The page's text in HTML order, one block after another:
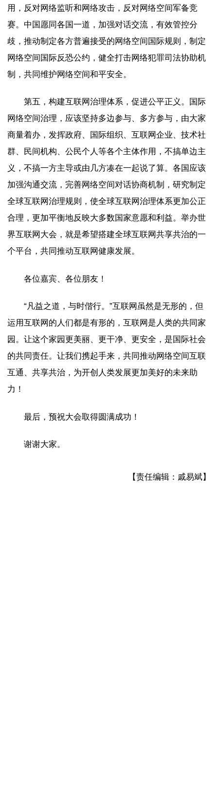
用，反对网络监听和网络攻击，反对网络空间军备竞
赛。中国愿同各国一道，加强对话交流，有效管控分
歧，推动制定各方普遍接受的网络空间国际规则，制定
网络空间国际反恐公约，健全打击网络犯罪司法协助机
制，共同维护网络空间和平安全。
第五，构建互联网治理体系，促进公平正义。国际
网络空间治理，应该坚持多边参与、多方参与，由大家
商量着办，发挥政府、国际组织、互联网企业、技术社
群、民间机构、公民个人等各个主体作用，不搞单边主
义，不搞一方主导或由几方凑在一起说了算。各国应该
加强沟通交流，完善网络空间对话协商机制，研究制定
全球互联网治理规则，使全球互联网治理体系更加公正
合理，更加平衡地反映大多数国家意愿和利益。举办世
界互联网大会，就是希望搭建全球互联网共享共治的一
个平台，共同推动互联网健康发展。
各位嘉宾、各位朋友！
“凡益之道，与时偕行。”互联网虽然是无形的，但
运用互联网的人们都是有形的，互联网是人类的共同家
园。让这个家园更美丽、更干净、更安全，是国际社会
的共同责任。让我们携起手来，共同推动网络空间互联
互通、共享共治，为开创人类发展更加美好的未来助
力！
最后，预祝大会取得圆满成功！
谢谢大家。
【责任编辑：戚易斌】